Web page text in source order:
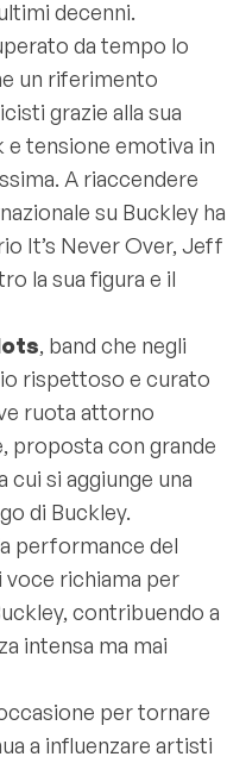
decenni.
da tempo lo
un riferimento
grazie alla sua
tensione emotiva in
A riaccendere
su Buckley ha
It’s Never Over, Jeff
la sua figura e il
, band che negli
rispettoso e curato
ruota attorno
, proposta con grande
si aggiunge una
di Buckley.
performance del
voce richiama per
contribuendo a
intensa ma mai
per tornare
a influenzare artisti